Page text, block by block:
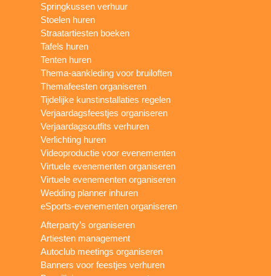
Springkussen verhuur
Stoelen huren
Straatartiesten boeken
Tafels huren
Tenten huren
Thema-aankleding voor bruiloften
Themafeesten organiseren
Tijdelijke kunstinstallaties regelen
Verjaardagsfeestjes organiseren
Verjaardagsoutfits verhuren
Verlichting huren
Videoproductie voor evenementen
Virtuele evenementen organiseren
Virtuele evenementen organiseren
Wedding planner inhuren
eSports-evenementen organiseren
Afterparty’s organiseren
Artiesten management
Autoclub meetings organiseren
Banners voor feestjes verhuren